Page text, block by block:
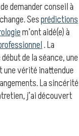
demander conseil à
Sesprédictions
m’ont aidé(e) à
. La
de la séance, une
une vérité inattendue
La sincérité
j’ai découvert